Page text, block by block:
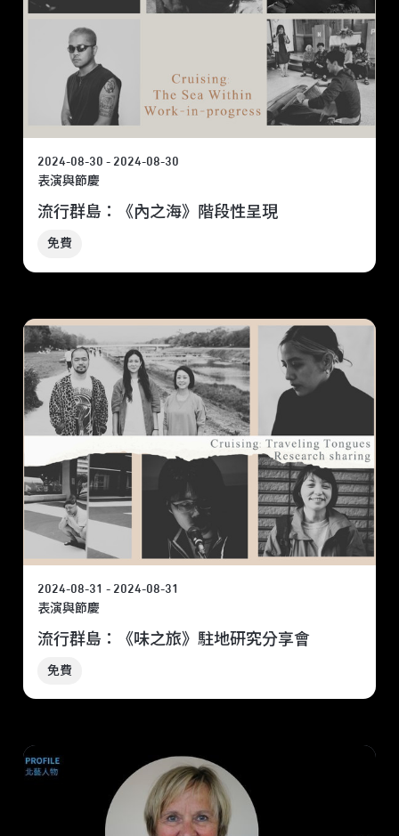
2024-08-30 - 2024-08-30
表演與節慶
流行群島：《內之海》階段性呈現
免費
2024-08-31 - 2024-08-31
表演與節慶
流行群島：《味之旅》駐地研究分享會
免費